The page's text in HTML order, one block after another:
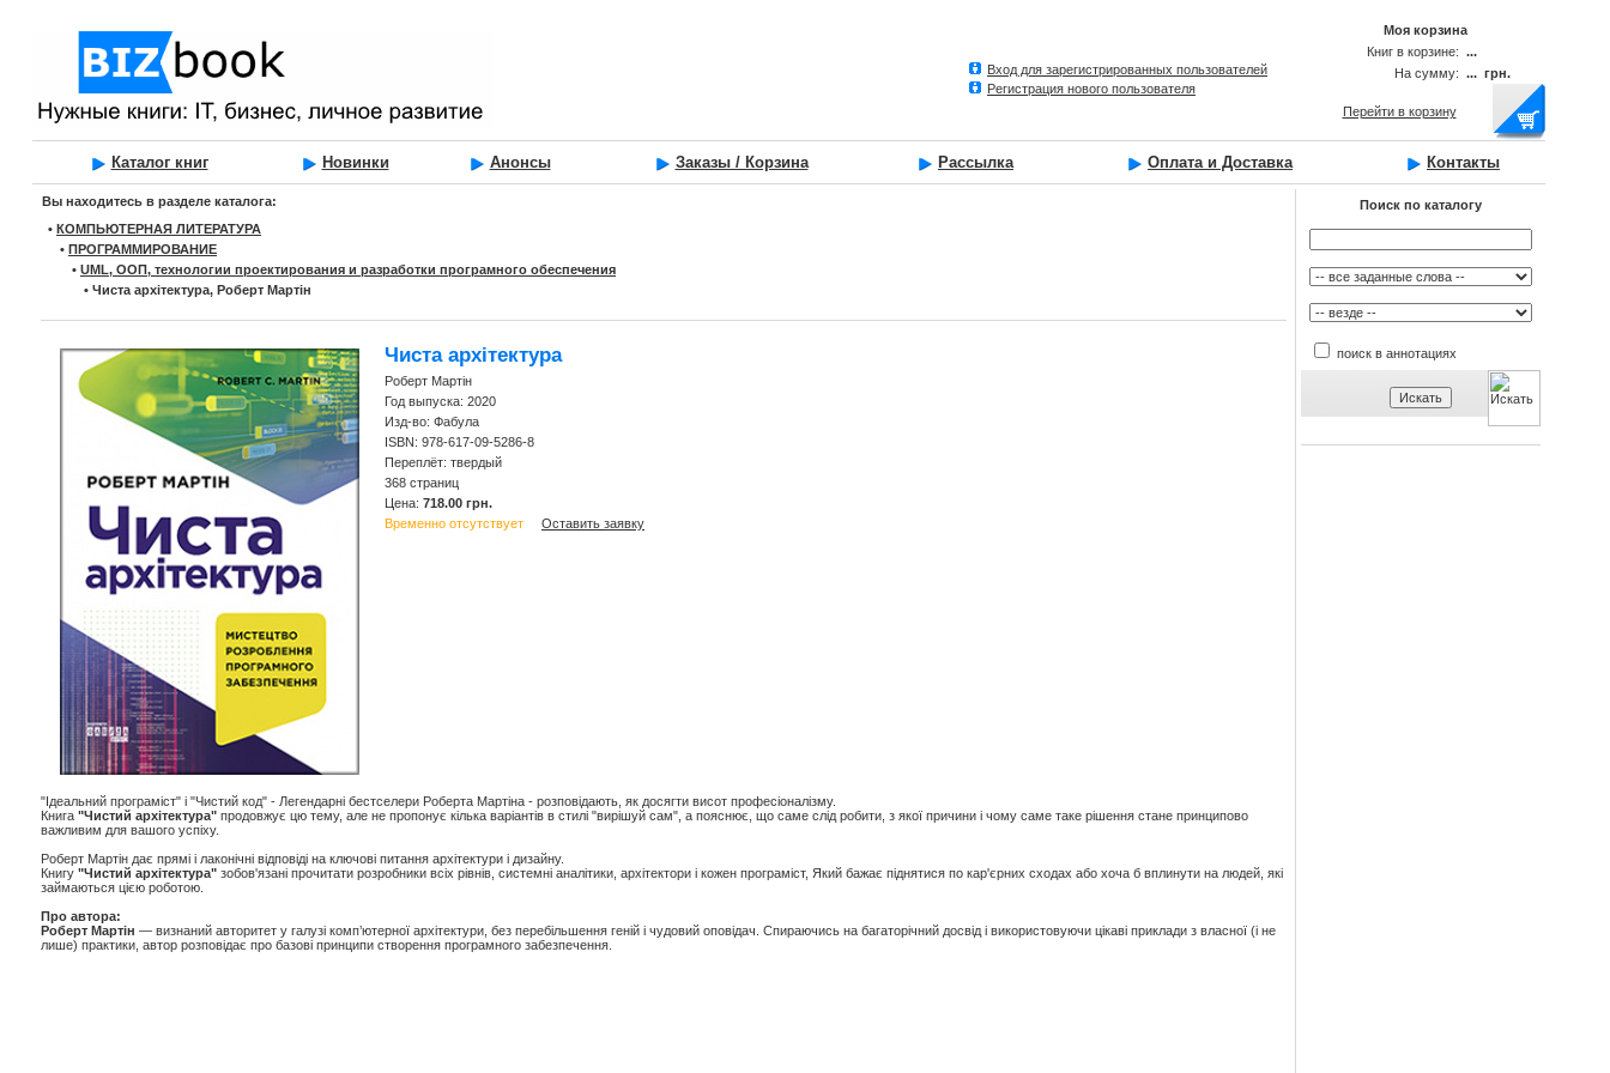
Вход для зарегистрированных пользователей
Регистрация нового пользователя
Моя корзина
Книг в корзине: ...
На сумму: ... грн.
Перейти в корзину
Каталог книг Новинки Анонсы Заказы / Корзина Рассылка Оплата и Доставка Контакты
Вы находитесь в разделе каталога:
• КОМПЬЮТЕРНАЯ ЛИТЕРАТУРА
• ПРОГРАММИРОВАНИЕ
• UML, ООП, технологии проектирования и разработки програмного обеспечения
• Чиста архітектура, Роберт Мартін
Чиста архітектура
Роберт Мартін
Год выпуска: 2020
Изд-во: Фабула
ISBN: 978-617-09-5286-8
Переплёт: твердый
368 страниц
Цена: 718.00 грн.
Временно отсутствует
Оставить заявку
"Ідеальний програміст" і "Чистий код" - Легендарні бестселери Роберта Мартіна - розповідають, як досягти висот професіоналізму.
Книга "Чистий архітектура" продовжує цю тему, але не пропонує кілька варіантів в стилі "вирішуй сам", а пояснює, що саме слід робити, з якої причини і чому саме таке рішення стане принципово
важливим для вашого успіху.
Роберт Мартін дає прямі і лаконічні відповіді на ключові питання архітектури і дизайну.
Книгу "Чистий архітектура" зобов'язані прочитати розробники всіх рівнів, системні аналітики, архітектори і кожен програміст, Який бажає піднятися по кар'єрних сходах або хоча б вплинути на людей, які
займаються цією роботою.
Про автора:
Роберт Мартін — визнаний авторитет у галузі комп’ютерної архітектури, без перебільшення геній і чудовий оповідач. Спираючись на багаторічний досвід і використовуючи цікаві приклади з власної (і не
лише) практики, автор розповідає про базові принципи створення програмного забезпечення.
Поиск по каталогу
поиск в аннотациях